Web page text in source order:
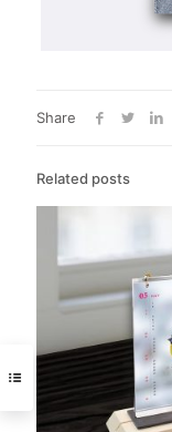
Share
Related posts